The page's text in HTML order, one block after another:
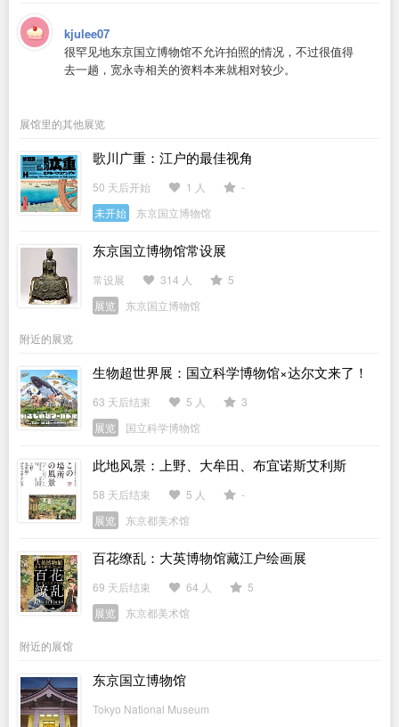
kjulee07
很罕见地东京国立博物馆不允许拍照的情况，不过很值得
去一趟，宽永寺相关的资料本来就相对较少。
展馆里的其他展览
歌川广重：江户的最佳视角
50 天后开始 1 人
-
未开始
东京国立博物馆
东京国立博物馆常设展
常设展 314 人
5
展览
东京国立博物馆
附近的展览
生物超世界展：国立科学博物馆×达尔文来了！
63 天后结束 5 人
3
展览
国立科学博物馆
此地风景：上野、大牟田、布宜诺斯艾利斯
58 天后结束 5 人
-
展览
东京都美术馆
百花缭乱：大英博物馆藏江户绘画展
69 天后结束 64 人
5
展览
东京都美术馆
附近的展馆
东京国立博物馆
Tokyo National Museum